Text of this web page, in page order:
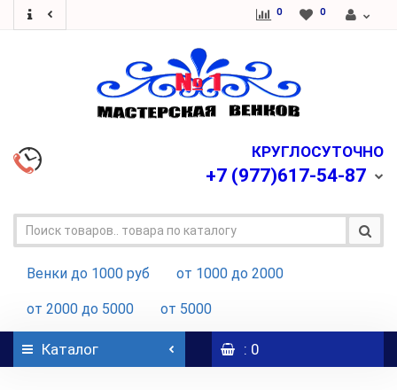
0 0
КРУГЛОСУТОЧНО
+7 (977)617-54-87
Венки до 1000 руб от 1000 до 2000
от 2000 до 5000 от 5000
Каталог : 0